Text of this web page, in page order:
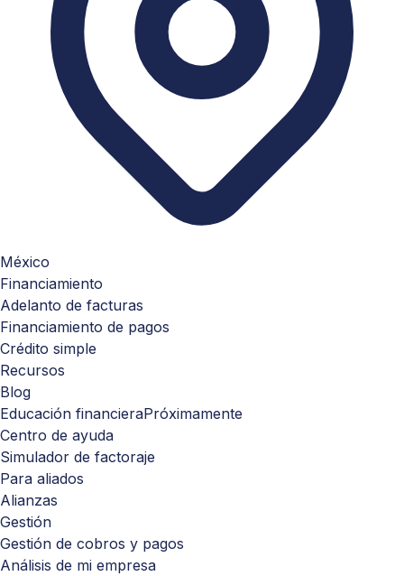
México
Financiamiento
Adelanto de facturas
Financiamiento de pagos
Crédito simple
Recursos
Blog
Educación financieraPróximamente
Centro de ayuda
Simulador de factoraje
Para aliados
Alianzas
Gestión
Gestión de cobros y pagos
Análisis de mi empresa